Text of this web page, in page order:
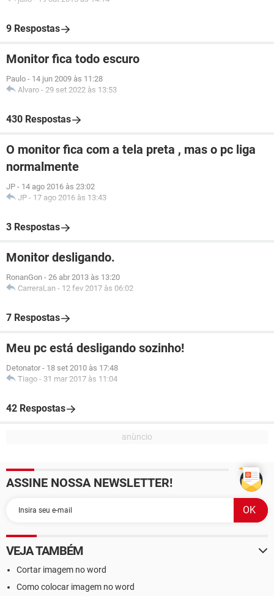
9 Respostas
Monitor fica todo escuro
Paulo - 14 jun 2009 às 11:28
Alvaro - 29 set 2022 às 13:53
430 Respostas
O monitor fica com a tela preta , mas o pc liga
normalmente
JP - 14 ago 2016 às 23:02
JP - 17 ago 2016 às 13:43
3 Respostas
Monitor desligando.
RonanGon - 26 abr 2013 às 13:20
CarreraLan - 12 fev 2017 às 06:02
7 Respostas
Meu pc está desligando sozinho!
Detonator - 18 set 2010 às 17:48
Tiago - 31 mar 2017 às 11:04
42 Respostas
ASSINE NOSSA NEWSLETTER!
VEJA TAMBÉM
Cortar imagem no word
Como colocar imagem no word